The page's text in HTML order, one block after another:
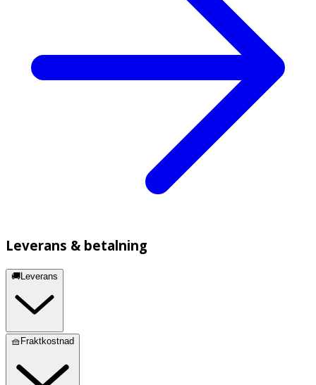
Leverans & betalning
🚚Leverans
🧺Fraktkostnad